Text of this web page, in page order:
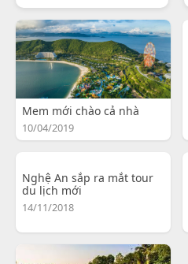
Mem mới chào cả nhà
10/04/2019
Nghệ An sắp ra mắt tour
du lịch mới
14/11/2018